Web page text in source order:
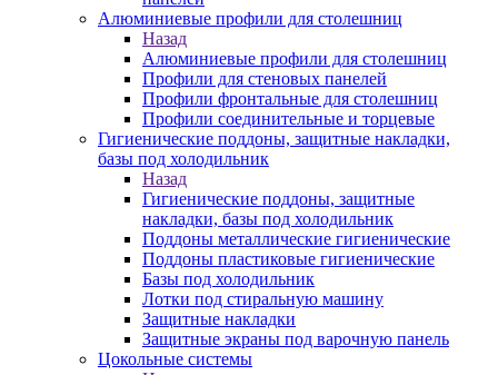
Алюминиевые профили для столешниц
Назад
Алюминиевые профили для столешниц
Профили для стеновых панелей
Профили фронтальные для столешниц
Профили соединительные и торцевые
Гигиенические поддоны, защитные накладки,
базы под холодильник
Назад
Гигиенические поддоны, защитные
накладки, базы под холодильник
Поддоны металлические гигиенические
Поддоны пластиковые гигиенические
Базы под холодильник
Лотки под стиральную машину
Защитные накладки
Защитные экраны под варочную панель
Цокольные системы